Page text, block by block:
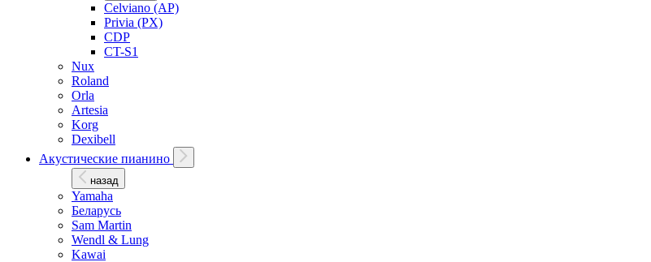
Celviano (AP)
Privia (PX)
CDP
CT-S1
Nux
Roland
Orla
Artesia
Korg
Dexibell
Акустические пианино
назад
Yamaha
Беларусь
Sam Martin
Wendl & Lung
Kawai